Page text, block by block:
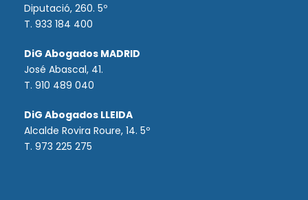
Diputació, 260. 5º
T. 933 184 400
DiG Abogados MADRID
José Abascal, 41.
T. 910 489 040
DiG Abogados LLEIDA
Alcalde Rovira Roure, 14. 5º
T. 973 225 275